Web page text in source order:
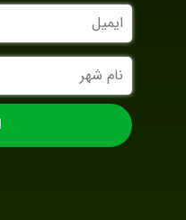
ایمیل
نام
شهر